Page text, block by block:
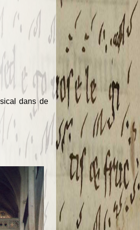
dans de